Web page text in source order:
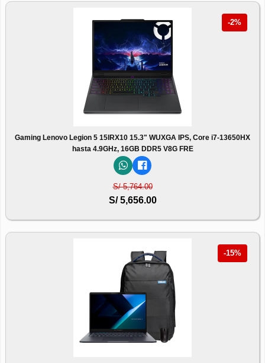
-2%
Gaming Lenovo Legion 5 15IRX10 15.3" WUXGA IPS, Core i7-13650HX
hasta 4.9GHz, 16GB DDR5 V8G FRE
S/ 5,764.00
S/ 5,656.00
-15%